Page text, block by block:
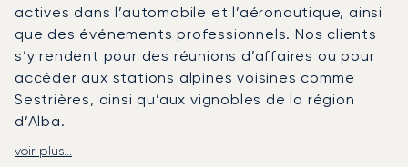
actives dans l’automobile et l’aéronautique, ainsi
que des événements professionnels. Nos clients
s’y rendent pour des réunions d’affaires ou pour
accéder aux stations alpines voisines comme
Sestrières, ainsi qu’aux vignobles de la région
d’Alba.
LunaJets organise des vols depuis et vers
voir plus...